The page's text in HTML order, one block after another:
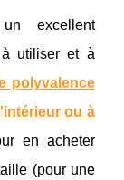
excellent
utiliser et à
polyvalence
ou à
en acheter
(pour une